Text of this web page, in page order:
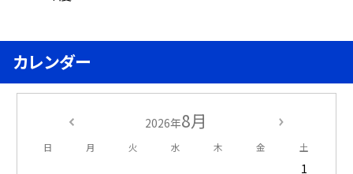
カレンダー
2026年8月
日 月 火 水 木 金 土
1